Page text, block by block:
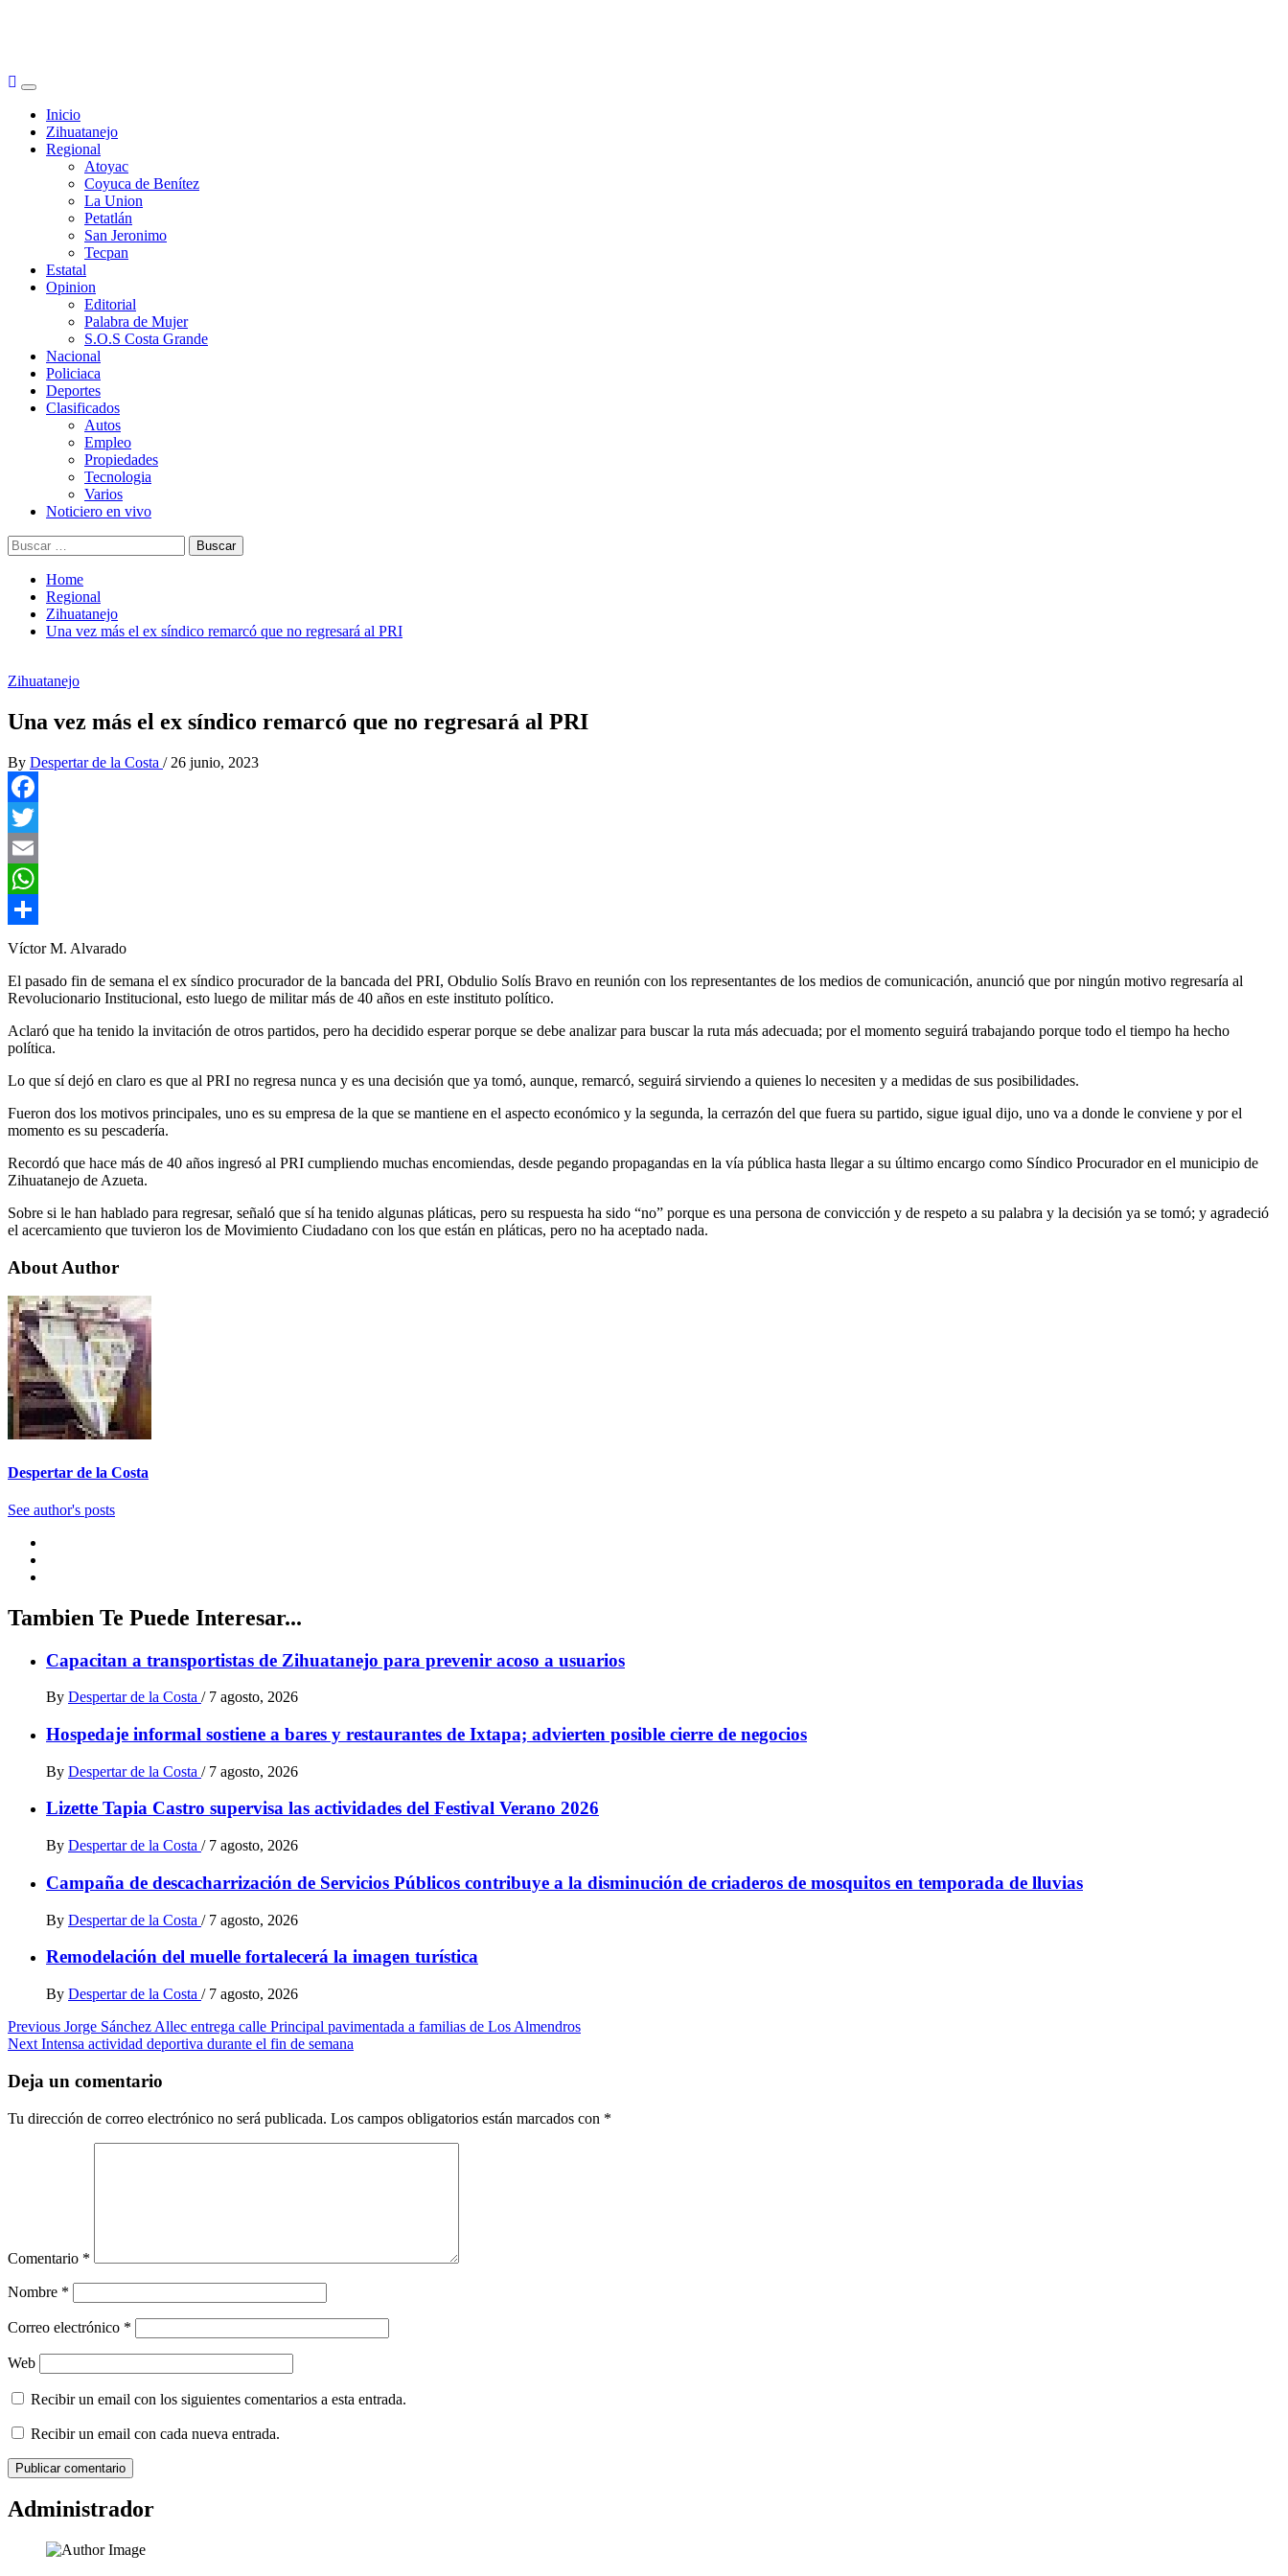
Primary
MenuInicio
Zihuatanejo
Regional
Atoyac
Coyuca de Benítez
La Union
Petatlán
San Jeronimo
Tecpan
Estatal
Opinion
Editorial
Palabra de Mujer
S.O.S Costa Grande
Nacional
Policiaca
Deportes
Clasificados
Autos
Empleo
Propiedades
Tecnologia
Varios
Noticiero en vivo
Buscar:
Home
Regional
Zihuatanejo
Una vez más el ex síndico remarcó que no regresará al PRI
Zihuatanejo
Una vez más el ex síndico remarcó que no regresará al PRI
By Despertar de la Costa / 26 junio, 2023
Facebook
Twitter
Email
WhatsApp
Compartir
Víctor M. Alvarado
El pasado fin de semana el ex síndico procurador de la bancada del PRI, Obdulio Solís Bravo en reunión con los representantes de los medios de comunicación, anunció que por ningún motivo regresaría al
Revolucionario Institucional, esto luego de militar más de 40 años en este instituto político.
Aclaró que ha tenido la invitación de otros partidos, pero ha decidido esperar porque se debe analizar para buscar la ruta más adecuada; por el momento seguirá trabajando porque todo el tiempo ha hecho
política.
Lo que sí dejó en claro es que al PRI no regresa nunca y es una decisión que ya tomó, aunque, remarcó, seguirá sirviendo a quienes lo necesiten y a medidas de sus posibilidades.
Fueron dos los motivos principales, uno es su empresa de la que se mantiene en el aspecto económico y la segunda, la cerrazón del que fuera su partido, sigue igual dijo, uno va a donde le conviene y por el
momento es su pescadería.
Recordó que hace más de 40 años ingresó al PRI cumpliendo muchas encomiendas, desde pegando propagandas en la vía pública hasta llegar a su último encargo como Síndico Procurador en el municipio de
Zihuatanejo de Azueta.
Sobre si le han hablado para regresar, señaló que sí ha tenido algunas pláticas, pero su respuesta ha sido “no” porque es una persona de convicción y de respeto a su palabra y la decisión ya se tomó; y agradeció
el acercamiento que tuvieron los de Movimiento Ciudadano con los que están en pláticas, pero no ha aceptado nada.
About Author
Despertar de la Costa
See author's posts
Tambien Te Puede Interesar...
Capacitan a transportistas de Zihuatanejo para prevenir acoso a usuarios
By Despertar de la Costa / 7 agosto, 2026
Hospedaje informal sostiene a bares y restaurantes de Ixtapa; advierten posible cierre de negocios
By Despertar de la Costa / 7 agosto, 2026
Lizette Tapia Castro supervisa las actividades del Festival Verano 2026
By Despertar de la Costa / 7 agosto, 2026
Campaña de descacharrización de Servicios Públicos contribuye a la disminución de criaderos de mosquitos en temporada de lluvias
By Despertar de la Costa / 7 agosto, 2026
Remodelación del muelle fortalecerá la imagen turística
By Despertar de la Costa / 7 agosto, 2026
Post
navigation
Previous Jorge Sánchez Allec entrega calle Principal pavimentada a familias de Los Almendros
Next Intensa actividad deportiva durante el fin de semana
Deja un comentario
Tu dirección de correo electrónico no será publicada. Los campos obligatorios están marcados con *
Comentario *
Nombre *
Correo electrónico *
Web
Recibir un email con los siguientes comentarios a esta entrada.
Recibir un email con cada nueva entrada.
Administrador